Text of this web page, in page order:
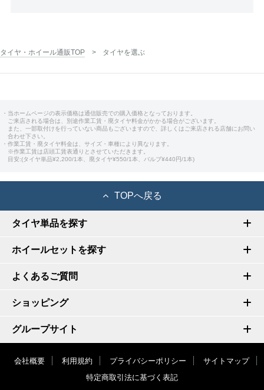
タイヤ・ホイール通販TOP タイヤを選ぶ
・当ホームページの表示価格は通信販売での購入価格となっております。
ご来店される場合は、別途作業工賃・廃タイヤ料金がかかる場合がございます。
また、一部取付けを行っていない商品もございますので、詳しくはご来店される店舗にお問い
合わせ下さい。
・作業工賃・廃タイヤ料金は、サイズ・車種により異なります。
※作業工賃は店頭工賃表通りとさせていただきます。
目安:(タイヤ単品¥2,200/1本、廃タイヤ¥550/1本、バルブ¥440円/1本)
TOPへ戻る
タイヤ単品を探す
ホイールセットを探す
よくあるご質問
ショッピング
グループサイト
会社概要 利用規約 プライバシーポリシー
サイトマップ
特定商取引法に基づく表記